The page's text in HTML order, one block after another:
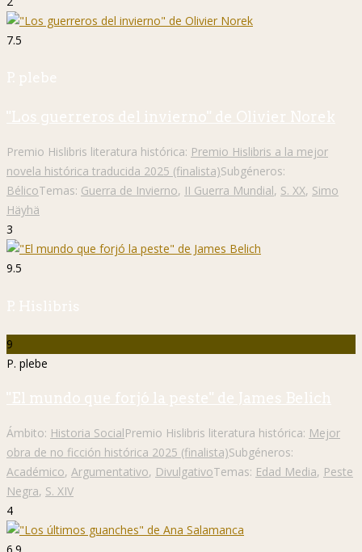
7.5
P. plebe
"Los guerreros del invierno" de Olivier Norek
Premio Hislibris literatura histórica: Premio Hislibris a la mejor
novela histórica traducida 2025 (finalista)Subgéneros:
BélicoTemas: Guerra de Invierno, II Guerra Mundial, S. XX, Simo
Häyhä
3
9.5
P. Hislibris
9
P. plebe
"El mundo que forjó la peste" de James Belich
Ámbito: Historia SocialPremio Hislibris literatura histórica: Mejor
obra de no ficción histórica 2025 (finalista)Subgéneros:
Académico, Argumentativo, DivulgativoTemas: Edad Media, Peste
Negra, S. XIV
4